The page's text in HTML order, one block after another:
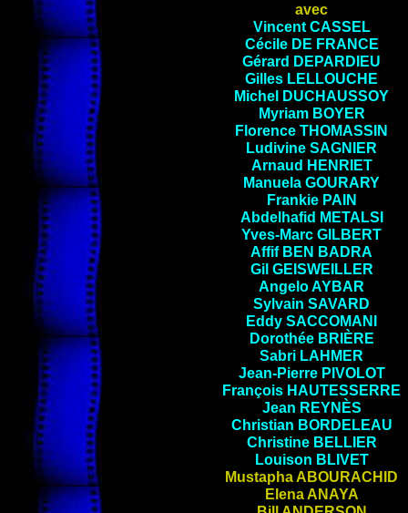
avec
Vincent CASSEL
Cécile DE FRANCE
Gérard DEPARDIEU
Gilles LELLOUCHE
Michel DUCHAUSSOY
Myriam BOYER
Florence THOMASSIN
Ludivine SAGNIER
Arnaud HENRIET
Manuela GOURARY
Frankie PAIN
Abdelhafid METALSI
Yves-Marc GILBERT
Affif BEN BADRA
Gil GEISWEILLER
AngeloAYBAR
Sylvain SAVARD
Eddy SACCOMANI
Dorothée BRIÈRE
Sabri LAHMER
Jean-Pierre PIVOLOT
François HAUTESSERRE
Jean REYNÈS
Christian BORDELEAU
Christine BELLIER
Louison BLIVET
Mustapha ABOURACHID
Elena ANAYA